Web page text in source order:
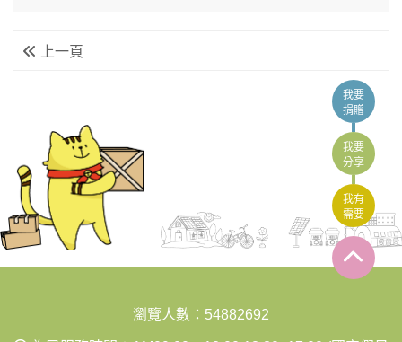
上一頁
瀏覽人數：54882692
我要
捐贈
我要
分享
我有
需要